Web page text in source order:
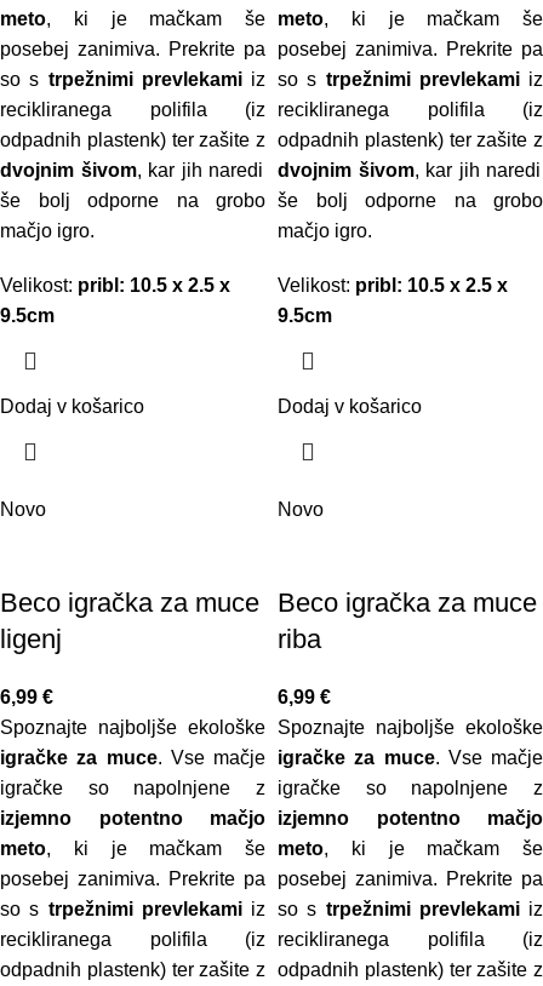
meto, ki je mačkam še
posebej zanimiva. Prekrite pa
so s trpežnimi prevlekamiiz
recikliranega polifila (iz
odpadnih plastenk) ter zašite z
dvojnim šivom, kar jih naredi
še bolj odporne na grobo
mačjo igro.
Velikost: pribl: 10.5 x 2.5 x
9.5cm
Dodaj v košarico
meto, ki je mačkam še
posebej zanimiva. Prekrite pa
so s trpežnimi prevlekamiiz
recikliranega polifila (iz
odpadnih plastenk) ter zašite z
dvojnim šivom, kar jih naredi
še bolj odporne na grobo
mačjo igro.
Velikost: pribl: 10.5 x 2.5 x
9.5cm
Dodaj v košarico
Novo
Beco igračka za muce
ligenj
6,99 €
Spoznajte najboljše ekološke
igračke za muce. Vse mačje
igračke so napolnjene z
izjemno potentno mačjo
meto, ki je mačkam še
posebej zanimiva. Prekrite pa
so s trpežnimi prevlekamiiz
recikliranega polifila (iz
odpadnih plastenk) ter zašite z
Novo
Beco igračka za muce
riba
6,99 €
Spoznajte najboljše ekološke
igračke za muce. Vse mačje
igračke so napolnjene z
izjemno potentno mačjo
meto, ki je mačkam še
posebej zanimiva. Prekrite pa
so s trpežnimi prevlekamiiz
recikliranega polifila (iz
odpadnih plastenk) ter zašite z